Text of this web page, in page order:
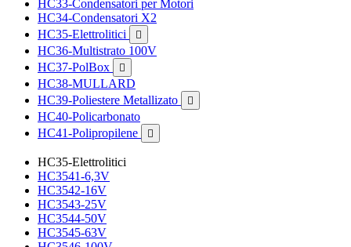
HC33-Condensatori per Motori
HC34-Condensatori X2
HC35-Elettrolitici

HC36-Multistrato 100V
HC37-PolBox

HC38-MULLARD
HC39-Poliestere Metallizato

HC40-Policarbonato
HC41-Polipropilene

HC35-Elettrolitici
HC3541-6,3V
HC3542-16V
HC3543-25V
HC3544-50V
HC3545-63V